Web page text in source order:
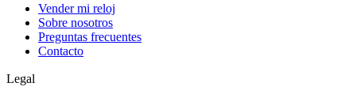
Vender mi reloj
Sobre nosotros
Preguntas frecuentes
Contacto
Legal